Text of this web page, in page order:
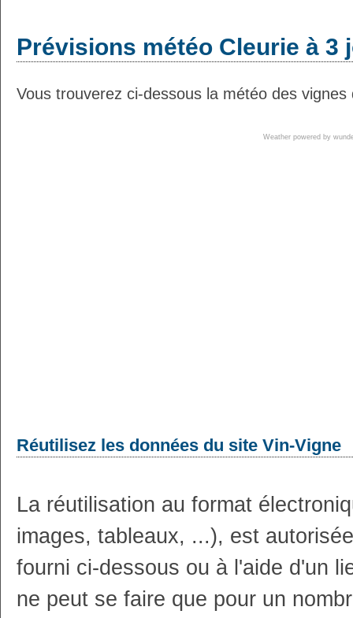
Prévisions météo Cleurie à 3
Vous trouverez ci-dessous la météo des
Weather powered by
Réutilisez les données du site Vin-Vigne
La réutilisation au format
images, tableaux, ...), est
fourni ci-dessous ou à l'aide d'un
ne peut se faire que pour un